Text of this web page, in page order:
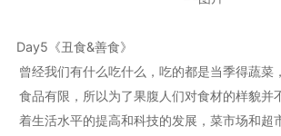
Day5《丑食&善食》
曾经我们有什么吃什么，吃的都是当季得蔬菜
食品有限，所以为了果腹人们对食材的样貌并
着生活水平的提高和科技的发展，菜市场和超